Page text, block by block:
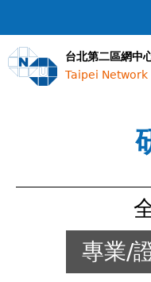
台北第二區網中
Taipei
專業/